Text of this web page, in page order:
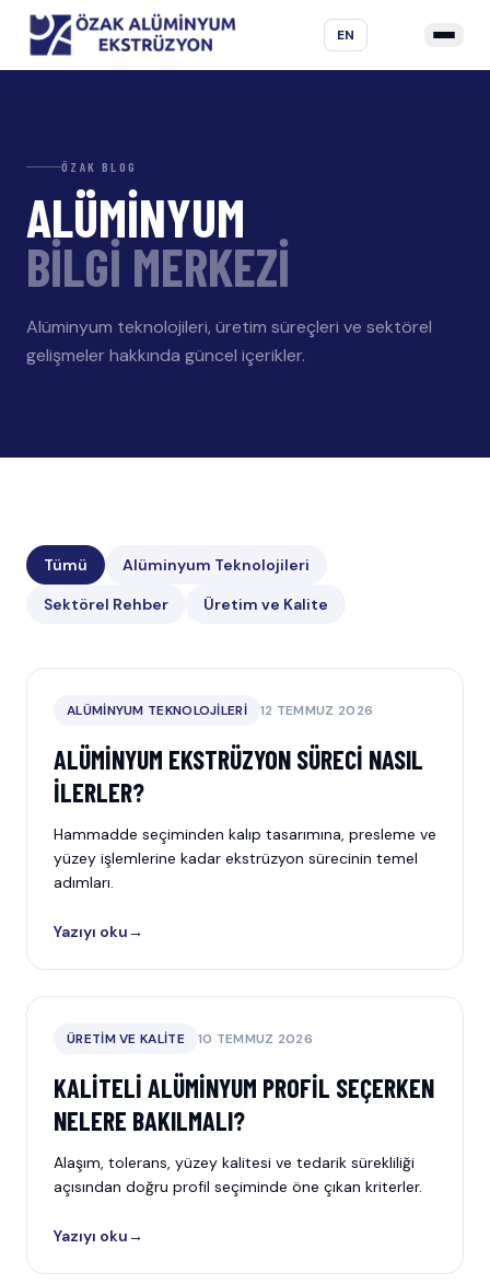
EN
ÖZAK BLOG
ALÜMİNYUM
BİLGİ MERKEZİ
Alüminyum teknolojileri, üretim süreçleri ve sektörel
gelişmeler hakkında güncel içerikler.
Tümü
Alüminyum Teknolojileri
Sektörel Rehber
Üretim ve Kalite
ALÜMINYUM TEKNOLOJILERI 12 TEMMUZ 2026
ALÜMINYUM EKSTRÜZYON SÜRECI NASIL
İLERLER?
Hammadde seçiminden kalıp tasarımına, presleme ve
yüzey işlemlerine kadar ekstrüzyon sürecinin temel
adımları.
Yazıyı oku→
ÜRETIM VE KALITE 10 TEMMUZ 2026
KALITELI ALÜMINYUM PROFIL SEÇERKEN
NELERE BAKILMALI?
Alaşım, tolerans, yüzey kalitesi ve tedarik sürekliliği
açısından doğru profil seçiminde öne çıkan kriterler.
Yazıyı oku→